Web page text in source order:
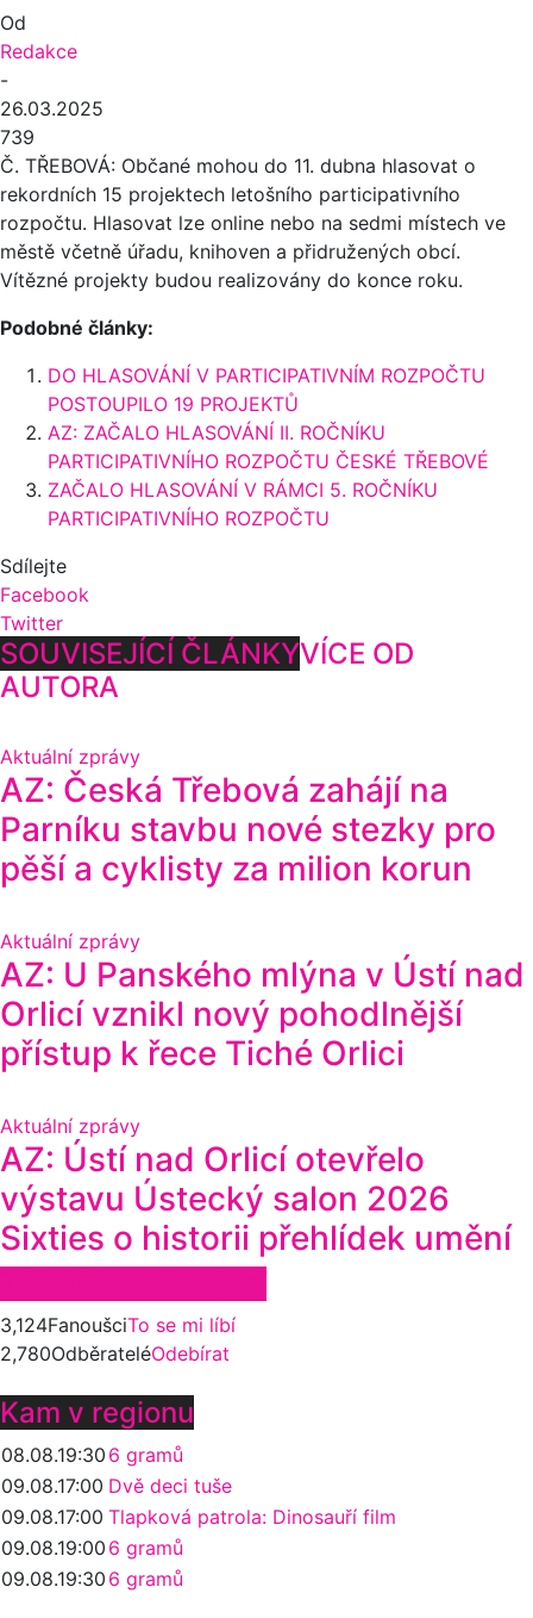
Od
Redakce
-
26.03.2025
739
Č. TŘEBOVÁ: Občané mohou do 11. dubna hlasovat o
rekordních 15 projektech letošního participativního
rozpočtu. Hlasovat lze online nebo na sedmi místech ve
městě včetně úřadu, knihoven a přidružených obcí.
Vítězné projekty budou realizovány do konce roku.
Podobné články:
DO HLASOVÁNÍ V PARTICIPATIVNÍM ROZPOČTU
POSTOUPILO 19 PROJEKTŮ
AZ: ZAČALO HLASOVÁNÍ II. ROČNÍKU
PARTICIPATIVNÍHO ROZPOČTU ČESKÉ TŘEBOVÉ
ZAČALO HLASOVÁNÍ V RÁMCI 5. ROČNÍKU
PARTICIPATIVNÍHO ROZPOČTU
Sdílejte
Facebook
Twitter
SOUVISEJÍCÍ ČLÁNKYVÍCE OD
AUTORA
Aktuální zprávy
AZ: Česká Třebová zahájí na
Parníku stavbu nové stezky pro
pěší a cyklisty za milion korun
Aktuální zprávy
AZ: U Panského mlýna v Ústí nad
Orlicí vznikl nový pohodlnější
přístup k řece Tiché Orlici
Aktuální zprávy
AZ: Ústí nad Orlicí otevřelo
výstavu Ústecký salon 2026
Sixties o historii přehlídek umění
3,124FanoušciTo se mi líbí
2,780OdběrateléOdebírat
Kam v regionu
08.08.19:30 6 gramů
09.08.17:00 Dvě deci tuše
09.08.17:00 Tlapková patrola: Dinosauří film
09.08.19:00 6 gramů
09.08.19:30 6 gramů